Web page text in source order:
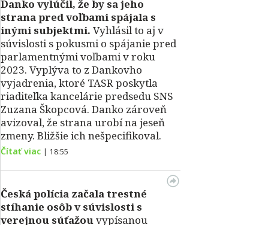
Danko vylúčil, že by sa jeho
strana pred voľbami spájala s
inými subjektmi. Vyhlásil to aj v
súvislosti s pokusmi o spájanie pred
parlamentnými voľbami v roku
2023. Vyplýva to z Dankovho
vyjadrenia, ktoré TASR poskytla
riaditeľka kancelárie predsedu SNS
Zuzana Škopcová. Danko zároveň
avizoval, že strana urobí na jeseň
zmeny. Bližšie ich nešpecifikoval.
Čítať viac | 18:55
Česká polícia začala trestné
stíhanie osôb v súvislosti s
verejnou súťažouvypísanou